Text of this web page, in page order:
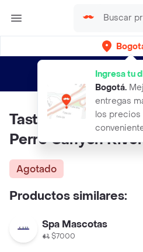
Ingresa tu
Bogotá.
entregas
los precios
envíos gratis por
Taste Of The Wild
Perro Canyon
Agotado
Productos similares:
Spa Mascotas
$7000